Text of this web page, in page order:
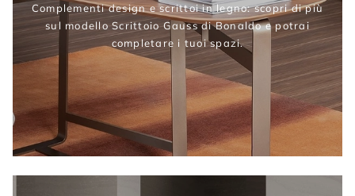
Complementi design e scrittoi in legno: scopri di più
sul modello Scrittoio Gauss di Bonaldo e potrai
completare i tuoi spazi.